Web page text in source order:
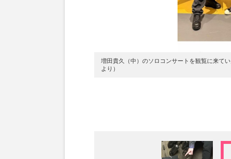
増田貴久（中）のソロコンサートを観覧に来て
より）